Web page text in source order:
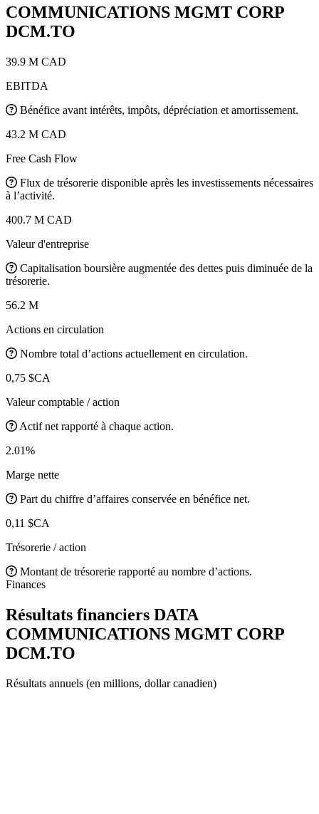
COMMUNICATIONS MGMT CORP
DCM.TO
39.9 M CAD
EBITDA
Bénéfice avant intérêts, impôts, dépréciation et amortissement.
43.2 M CAD
Free Cash Flow
Flux de trésorerie disponible après les investissements nécessaires
à l’activité.
400.7 M CAD
Valeur d'entreprise
Capitalisation boursière augmentée des dettes puis diminuée de la
trésorerie.
56.2 M
Actions en circulation
Nombre total d’actions actuellement en circulation.
0,75 $CA
Valeur comptable / action
Actif net rapporté à chaque action.
2.01%
Marge nette
Part du chiffre d’affaires conservée en bénéfice net.
0,11 $CA
Trésorerie / action
Montant de trésorerie rapporté au nombre d’actions.
Finances
Résultats financiers DATA
COMMUNICATIONS MGMT CORP
DCM.TO
Résultats annuels (en millions, dollar canadien)